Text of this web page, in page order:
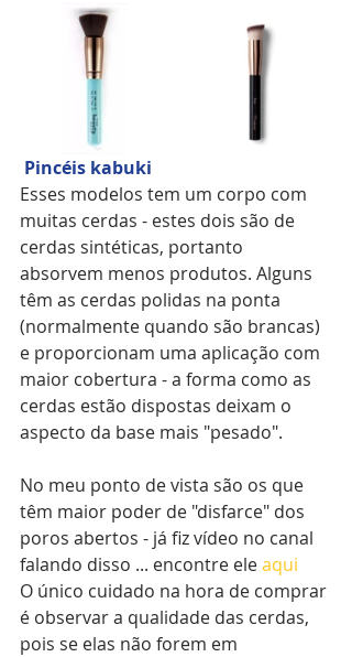
Pincéis kabuki
Esses modelos tem um corpo com
muitas cerdas - estes dois são de
cerdas sintéticas, portanto
absorvem menos produtos. Alguns
têm as cerdas polidas na ponta
(normalmente quando são brancas)
e proporcionam uma aplicação com
maior cobertura - a forma como as
cerdas estão dispostas deixam o
aspecto da base mais "pesado".
No meu ponto de vista são os que
têm maior poder de "disfarce" dos
poros abertos - já fiz vídeo no canal
falando disso ... encontre ele aqui
O único cuidado na hora de comprar
é observar a qualidade das cerdas,
pois se elas não forem em